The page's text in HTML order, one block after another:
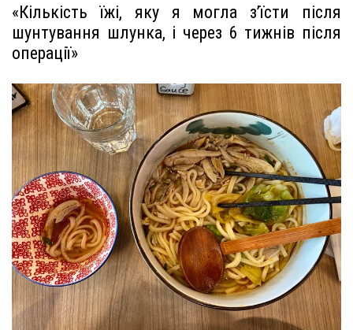
«Кількість їжі, яку я могла з’їсти після
шунтування шлунка, і через 6 тижнів після
операції»